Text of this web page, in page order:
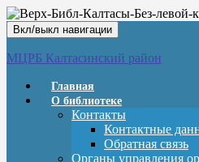
Вкл/выкл навигации
МЦРБ Калтасинский район
Главная
О библиотеке
Контакты
Контактные
Обратная связь
Органы управления